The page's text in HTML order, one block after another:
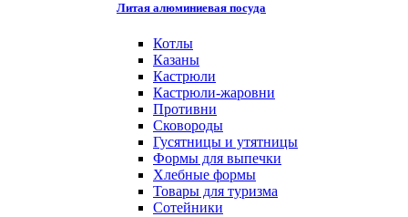
Литая алюминиевая посуда
Котлы
Казаны
Кастрюли
Кастрюли-жаровни
Противни
Сковороды
Гусятницы и утятницы
Формы для выпечки
Хлебные формы
Товары для туризма
Сотейники